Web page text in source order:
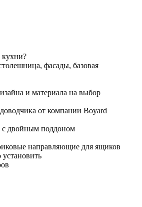
кухни?
фасады, базовая
и материала на выбор
от компании Boyard
двойным поддоном
направляющие для ящиков